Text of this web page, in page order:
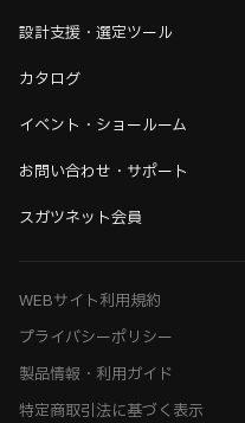
設計支援・選定ツール
カタログ
イベント・ショールーム
お問い合わせ・サポート
スガツネット会員
WEBサイト利用規約
プライバシーポリシー
製品情報・利用ガイド
特定商取引法に基づく表示